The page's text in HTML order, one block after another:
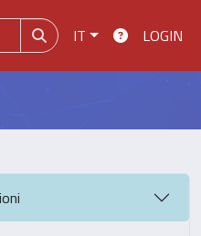
IT LOGIN